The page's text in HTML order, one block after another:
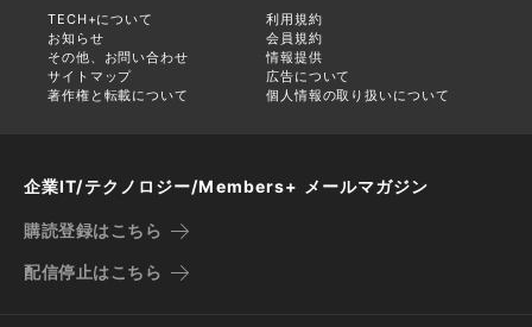
TECH+について
利用規約
お知らせ
会員規約
その他、お問い合わせ
情報提供
サイトマップ
広告について
著作権と転載について
個人情報の取り扱いについて
企業IT/テクノロジー/Members+ メールマガジン
購読登録はこちら
配信停止はこちら